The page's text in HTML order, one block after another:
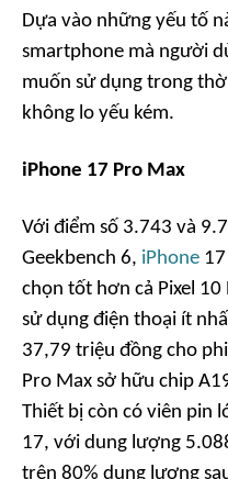
Dựa vào những yếu tố
smartphone mà người
muốn sử dụng trong
không lo yếu kém.
iPhone 17 Pro Max
Với điểm số 3.743 và
Geekbench 6, iPhone
chọn tốt hơn cả Pixel
sử dụng điện thoại ít
37,79 triệu đồng cho
Pro Max sở hữu chip
Thiết bị còn có viên pin
17, với dung lượng
trên 80% dung lượng